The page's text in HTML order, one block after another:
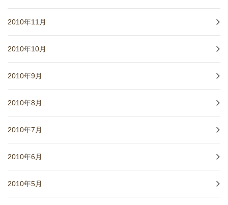
2010年11月
2010年10月
2010年9月
2010年8月
2010年7月
2010年6月
2010年5月